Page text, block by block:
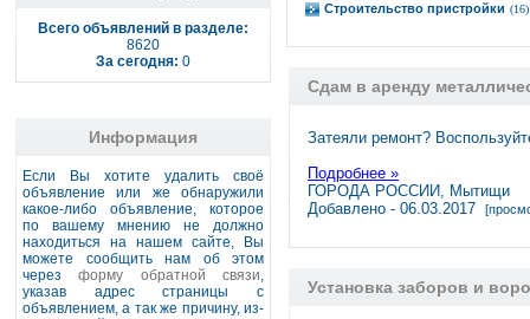
Всего объявлений в разделе:
8620
За сегодня: 0
Информация
Если Вы хотите удалить своё
объявление или же обнаружили
какое-либо объявление, которое
по вашему мнению не должно
находиться на нашем сайте, Вы
можете сообщить нам об этом
черезформу обратной связи,
указав адрес страницы с
объявлением, а так же причину, из-
Строительство пристройки (16)
Сдам в аренду
Затеяли ремонт?
Подробнее »
ГОРОДА РОССИИ, Мытищи
Добавлено - 06.03.2017
Установка заборов и